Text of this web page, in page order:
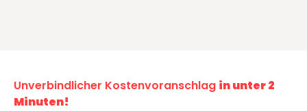
Unverbindlicher Kostenvoranschlag in unter 2
Minuten!